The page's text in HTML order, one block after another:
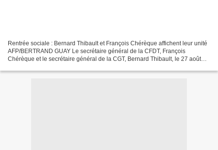
Rentrée sociale : Bernard Thibault et François Chérèque affichent leur unité
AFP/BERTRAND GUAY Le secrétaire général de la CFDT, François
Chérèque et le secrétaire général de la CGT, Bernard Thibault, le 27 août